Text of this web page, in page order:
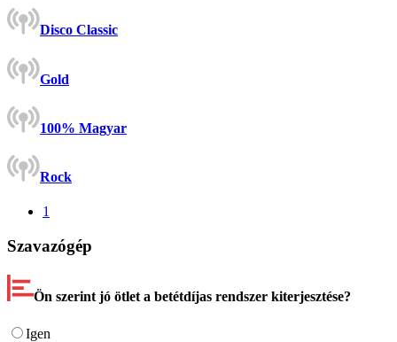
Disco Classic
Gold
100% Magyar
Rock
1
Szavazógép
Ön szerint jó ötlet a betétdíjas rendszer kiterjesztése?
Igen